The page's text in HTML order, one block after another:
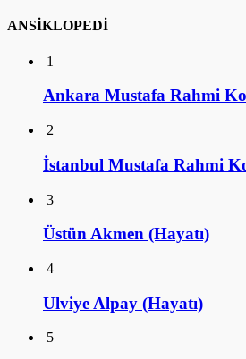
ANSİKLOPEDİ
1
Ankara Mustafa Rahmi
2
İstanbul Mustafa Rahmi
3
Üstün Akmen (Hayatı)
4
Ulviye Alpay (Hayatı)
5